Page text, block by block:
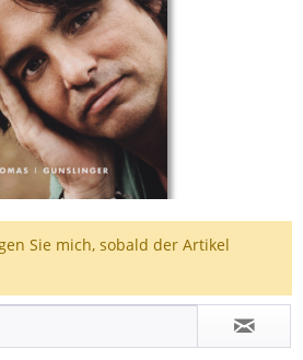
Sie mich, sobald der Artikel